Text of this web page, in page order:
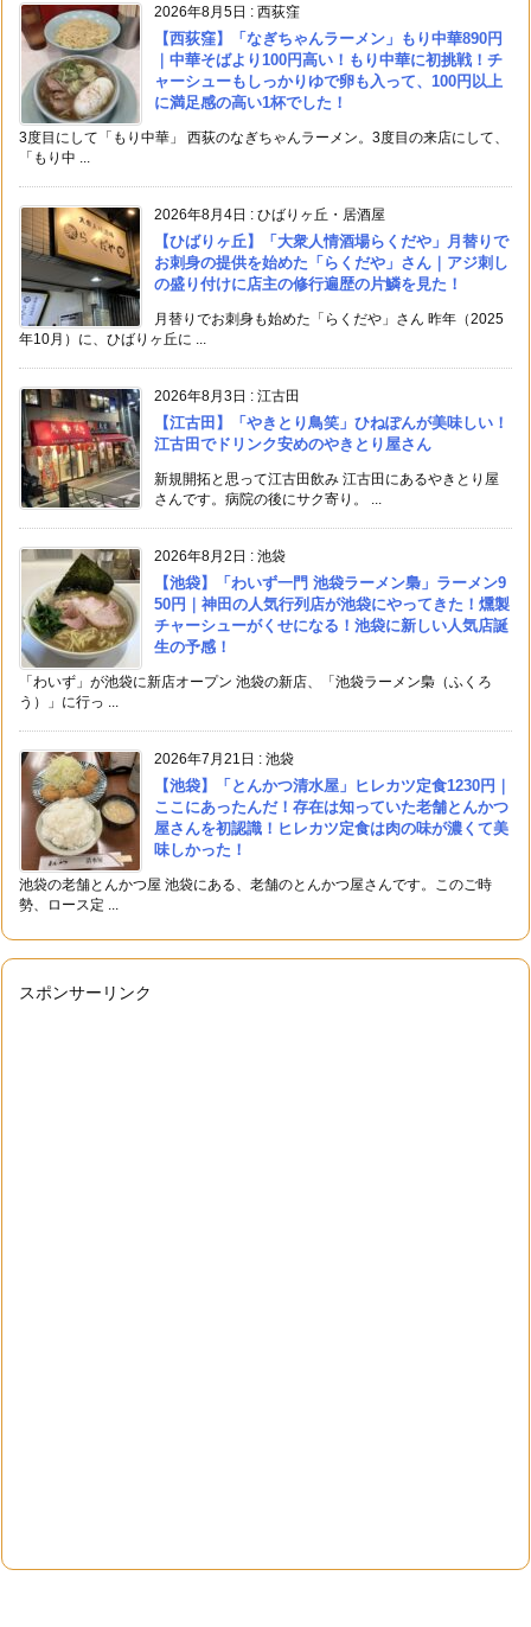
2026年8月5日 : 西荻窪
【西荻窪】「なぎちゃんラーメン」もり中華890円
｜中華そばより100円高い！もり中華に初挑戦！チ
ャーシューもしっかりゆで卵も入って、100円以上
に満足感の高い1杯でした！
3度目にして「もり中華」 西荻のなぎちゃんラーメン。3度目の来店にして、
「もり中 ...
2026年8月4日 : ひばりヶ丘・居酒屋
【ひばりヶ丘】「大衆人情酒場らくだや」月替りで
お刺身の提供を始めた「らくだや」さん｜アジ刺し
の盛り付けに店主の修行遍歴の片鱗を見た！
月替りでお刺身も始めた「らくだや」さん 昨年（2025
年10月）に、ひばりヶ丘に ...
2026年8月3日 : 江古田
【江古田】「やきとり鳥笑」ひねぽんが美味しい！
江古田でドリンク安めのやきとり屋さん
新規開拓と思って江古田飲み 江古田にあるやきとり屋
さんです。病院の後にサク寄り。 ...
2026年8月2日 : 池袋
【池袋】「わいず一門 池袋ラーメン梟」ラーメン9
50円｜神田の人気行列店が池袋にやってきた！燻製
チャーシューがくせになる！池袋に新しい人気店誕
生の予感！
「わいず」が池袋に新店オープン 池袋の新店、「池袋ラーメン梟（ふくろ
う）」に行っ ...
2026年7月21日 : 池袋
【池袋】「とんかつ清水屋」ヒレカツ定食1230円｜
ここにあったんだ！存在は知っていた老舗とんかつ
屋さんを初認識！ヒレカツ定食は肉の味が濃くて美
味しかった！
池袋の老舗とんかつ屋 池袋にある、老舗のとんかつ屋さんです。このご時
勢、ロース定 ...
スポンサーリンク